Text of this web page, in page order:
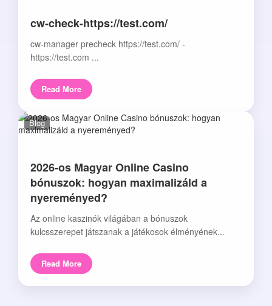
cw-check-https://test.com/
cw-manager precheck https://test.com/ -
https://test.com ...
Read More
Blog
2026-os Magyar Online Casino
bónuszok: hogyan maximalizáld a
nyereményed?
Az online kaszinók világában a bónuszok
kulcsszerepet játszanak a játékosok élményének...
Read More